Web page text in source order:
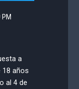
PM
a
18 años
al 4 de